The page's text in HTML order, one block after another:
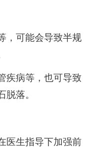
可能会导致半规
病等，也可导致
脱落。
生指导下加强前